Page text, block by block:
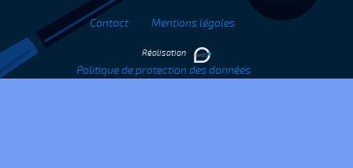
Contact Mentions légales
Politique de protection des données
Réalisation